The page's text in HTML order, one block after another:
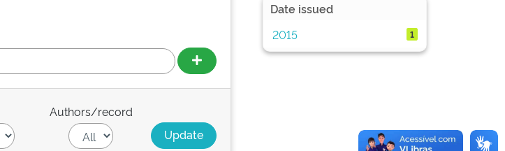
Authors/record
Date issued
2015
1